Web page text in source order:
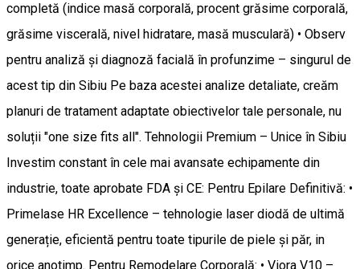
completă (indice masă corporală, procent grăsime corporală,
grăsime viscerală, nivel hidratare, masă musculară) • Observ
pentru analiză și diagnoză facială în profunzime – singurul de
acest tip din Sibiu Pe baza acestei analize detaliate, creăm
planuri de tratament adaptate obiectivelor tale personale, nu
soluții "one size fits all". Tehnologii Premium – Unice în Sibiu
Investim constant în cele mai avansate echipamente din
industrie, toate aprobate FDA și CE: Pentru Epilare Definitivă: •
Primelase HR Excellence – tehnologie laser diodă de ultimă
generație, eficientă pentru toate tipurile de piele și păr, in
orice anotimp. Pentru Remodelare Corporală: • Viora V10 –